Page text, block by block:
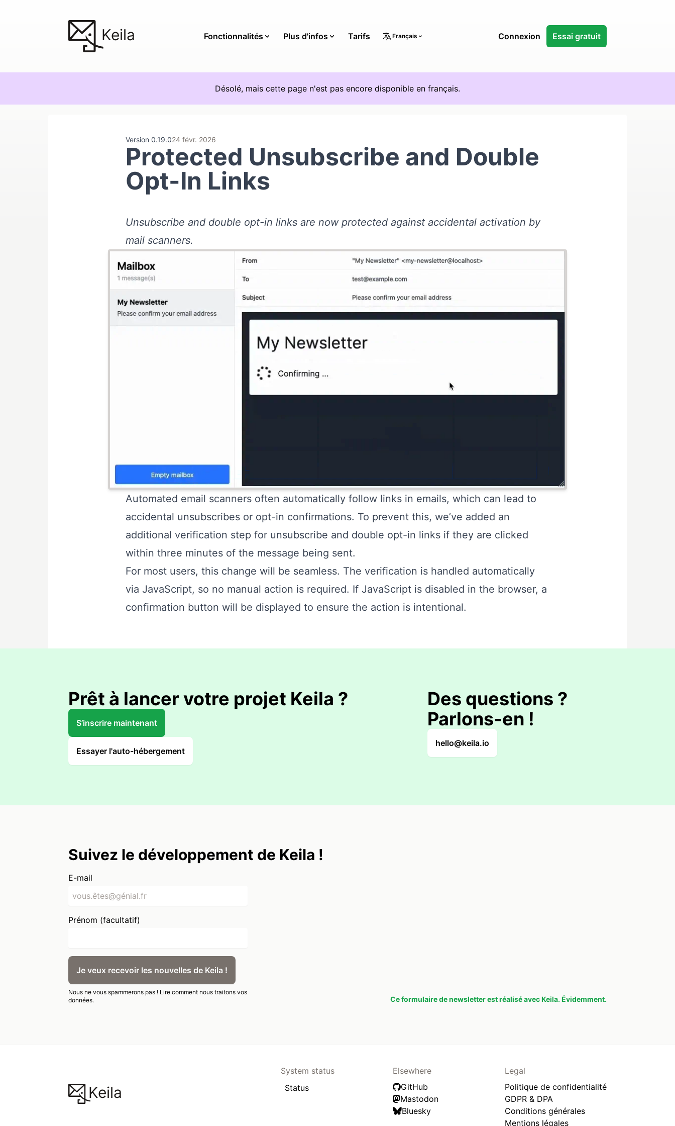
Keila Fonctionnalités Plus d'infos Tarifs Français Connexion Essai gratuit
Désolé, mais cette page n'est pas encore disponible en français.
Version 0.19.024 févr. 2026
Protected Unsubscribe and Double
Opt-In Links
Unsubscribe and double opt-in links are now protected against accidental activation by
mail scanners.
Automated email scanners often automatically follow links in emails, which can lead to
accidental unsubscribes or opt-in confirmations. To prevent this, we’ve added an
additional verification step for unsubscribe and double opt-in links if they are clicked
within three minutes of the message being sent.
For most users, this change will be seamless. The verification is handled automatically
via JavaScript, so no manual action is required. If JavaScript is disabled in the browser, a
confirmation button will be displayed to ensure the action is intentional.
Prêt à lancer votre projet Keila ?
S’inscrire maintenant
Essayer l'auto-hébergement
Des questions ?
Parlons-en !
hello@keila.io
Suivez le développement de Keila !
E-mail
Prénom (facultatif)
Je veux recevoir les nouvelles de Keila !
Nous ne vous spammerons pas ! Lire comment nous traitons vos
données.
Ce formulaire de newsletter est réalisé avec Keila. Évidemment.
Keila
System status
Status
Elsewhere
GitHub
Mastodon
Bluesky
Legal
Politique de confidentialité
GDPR & DPA
Conditions générales
Mentions légales